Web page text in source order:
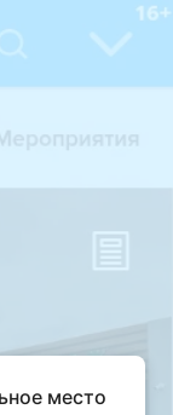
место